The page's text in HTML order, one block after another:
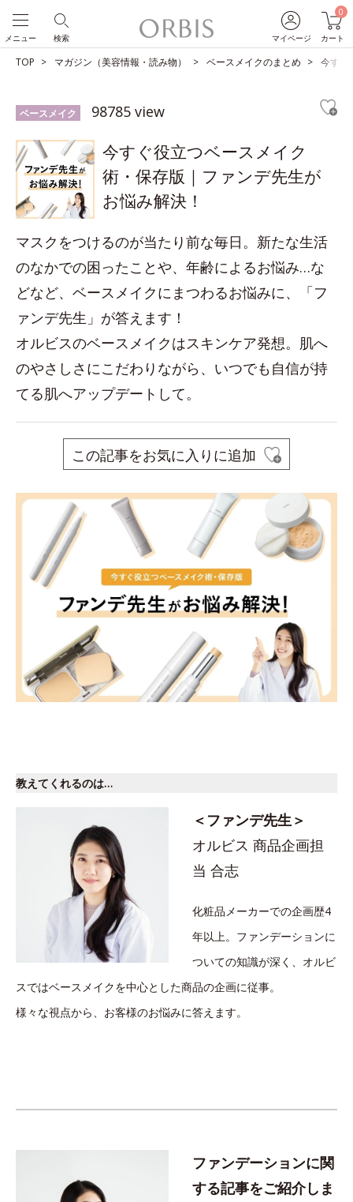
マイページ
0
カート
検索
メニュー
TOP マガジン（美容情報・読み物） ベースメイクのまとめ 今すぐ
ベースメイク 98785 view
今すぐ役立つベースメイク
術・保存版｜ファンデ先生が
お悩み解決！
マスクをつけるのが当たり前な毎日。新たな生活
のなかでの困ったことや、年齢によるお悩み…な
どなど、ベースメイクにまつわるお悩みに、「フ
ァンデ先生」が答えます！
オルビスのベースメイクはスキンケア発想。肌へ
のやさしさにこだわりながら、いつでも自信が持
てる肌へアップデートして。
この記事をお気に入りに追加
教えてくれるのは…
＜ファンデ先生＞
オルビス 商品企画担
当 合志
化粧品メーカーでの企画歴4
年以上。ファンデーションに
ついての知識が深く、オルビ
スではベースメイクを中心とした商品の企画に従事。
様々な視点から、お客様のお悩みに答えます。
ファンデーションに関
する記事をご紹介しま